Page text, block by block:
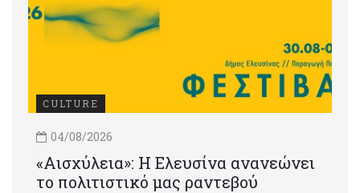
CULTURE
04/08/2026
«Αισχύλεια»: Η Ελευσίνα ανανεώνει
το πολιτιστικό μας ραντεβού